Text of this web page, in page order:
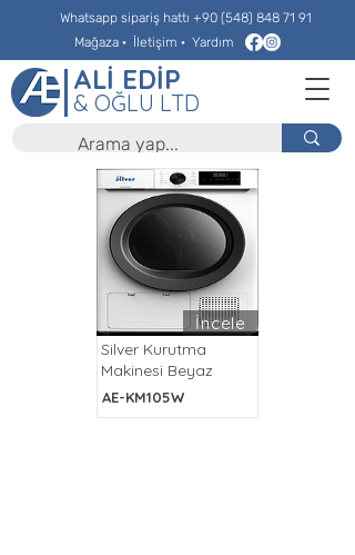
ALİ EDİP
& OĞLU LTD
Whatsapp sipariş hattı +90 (548) 848 71 91
Mağaza · İletişim · Yardım
İncele
Silver Kurutma
Makinesi Beyaz
AE-KM105W